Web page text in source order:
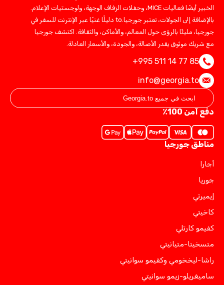
الخبير أيضًا فعاليات MICE، وحفلات الزفاف الوجهة، ولوجستيات الإعلام.
بالإضافة إلى الجولات، تعتبر جورجيا.to دليلًا غنيًا عبر الإنترنت للسفر في
جورجيا، مليئًا بالرؤى حول المعالم، والأماكن، والثقافة. اكتشف جورجيا
مع شريك موثوق يقدر الأصالة، والجودة، والأسعار العادلة.
+995 511 14 77 85
info@georgia.to
دفع آمن 100٪
مناطق جورجيا
أجارا
جوريا
إيميرتي
كاخيتي
كفيمو كارتلي
متسخيتا-متيانيتي
راشا-ليخخومي وكفيمو سوانيتي
ساميغريلو-زيمو سوانيتي